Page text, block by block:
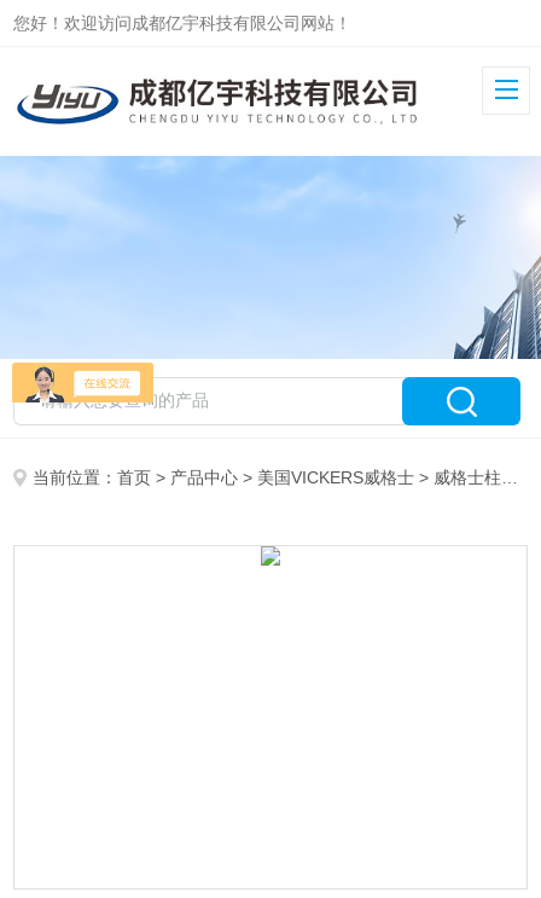
您好！欢迎访问成都亿宇科技有限公司网站！
当前位置：首页 > 产品中心 > 美国VICKERS威格士 > 威格士柱塞泵PVM/PVQ